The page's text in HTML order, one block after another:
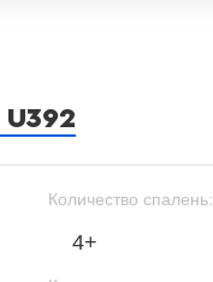
U392
Количество спалень:
4+